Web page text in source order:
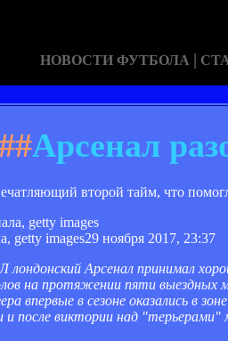
НОВОСТИ ФУТБОЛА |
Арсенал
второй тайм, что
getty images29 ноября 2017, 23:37
Арсенал принимал
на протяжении пяти выездных
впервые в сезоне оказались в
и после виктории над